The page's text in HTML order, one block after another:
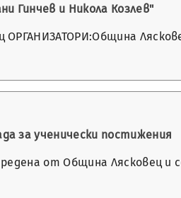
Гинчев и Никола Козлев"
за ученически постижения
от Община Лясковец и